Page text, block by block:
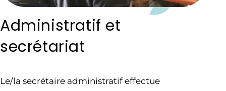
Administratif et
secrétariat
Le/la secrétaire administratif effectue